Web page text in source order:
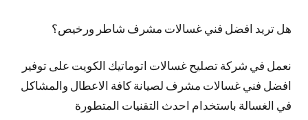
هل تريد افضل فني غسالات مشرف شاطر ورخيص؟
نعمل في شركة تصليح غسالات اتوماتيك الكويت على توفير
افضل فني غسالات مشرف لصيانة كافة الاعطال والمشاكل
في الغسالة باستخدام احدث التقنيات المتطورة